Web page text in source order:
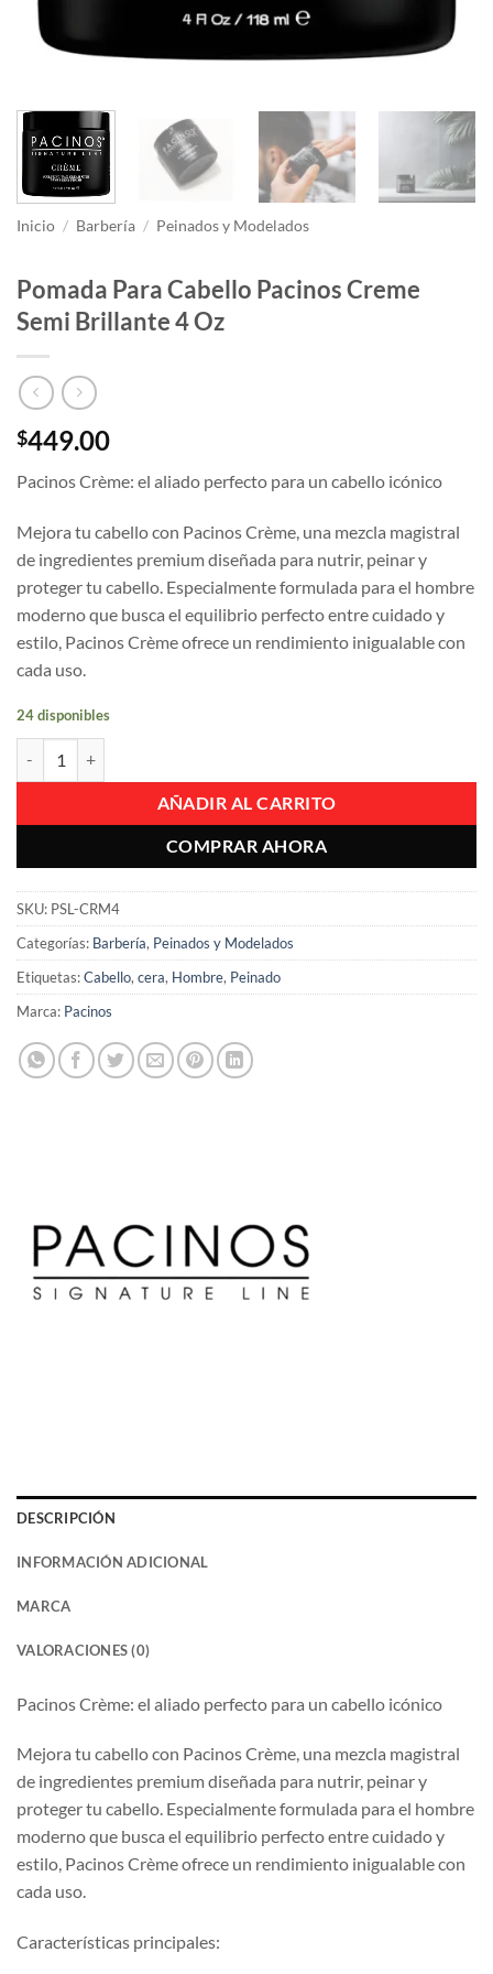
Inicio / Barbería / Peinados y Modelados
Pomada Para Cabello Pacinos Creme
Semi Brillante 4 Oz
$449.00
Pacinos Crème: el aliado perfecto para un cabello icónico
Mejora tu cabello con Pacinos Crème, una mezcla magistral
de ingredientes premium diseñada para nutrir, peinar y
proteger tu cabello. Especialmente formulada para el hombre
moderno que busca el equilibrio perfecto entre cuidado y
estilo, Pacinos Crème ofrece un rendimiento inigualable con
cada uso.
24 disponibles
AÑADIR AL CARRITO
COMPRAR AHORA
SKU: PSL-CRM4
Categorías: Barbería, Peinados y Modelados
Etiquetas:Cabello, cera, Hombre, Peinado
Marca: Pacinos
DESCRIPCIÓN
INFORMACIÓN ADICIONAL
MARCA
VALORACIONES (0)
Pacinos Crème: el aliado perfecto para un cabello icónico
Mejora tu cabello con Pacinos Crème, una mezcla magistral
de ingredientes premium diseñada para nutrir, peinar y
proteger tu cabello. Especialmente formulada para el hombre
moderno que busca el equilibrio perfecto entre cuidado y
estilo, Pacinos Crème ofrece un rendimiento inigualable con
cada uso.
Características principales: